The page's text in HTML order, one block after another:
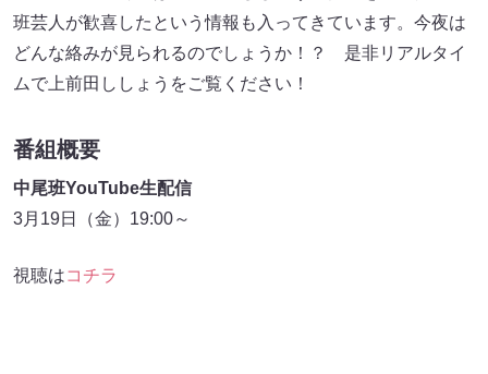
班芸人が歓喜したという情報も入ってきています。今夜は
どんな絡みが見られるのでしょうか！？ 是非リアルタイ
ムで上前田ししょうをご覧ください！
番組概要
中尾班YouTube生配信
3月19日（金）19:00～
視聴はコチラ